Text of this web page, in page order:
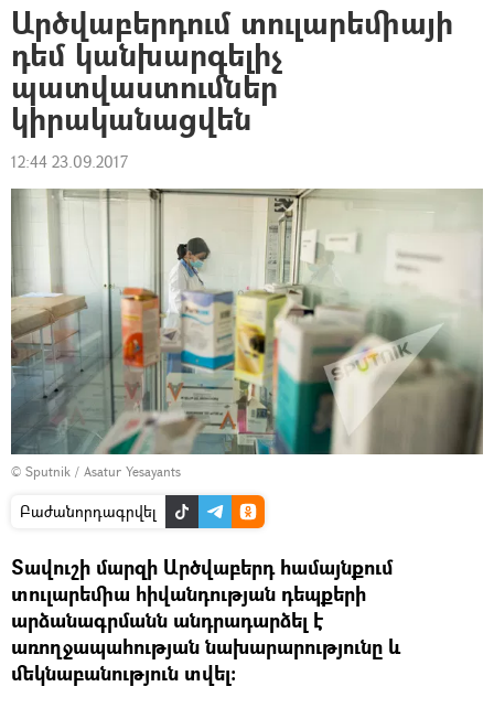
Արծվաբերդում տուլարեմիայի
դեմ կանխարգելիչ
պատվաստումներ
կիրականացվեն
12:44 23.09.2017
© Sputnik / Asatur Yesayants
Բաժանորդագրվել
Տավուշի մարզի Արծվաբերդ համայնքում
տուլարեմիա հիվանդության դեպքերի
արձանագրմանն անդրադարձել է
առողջապահության նախարարությունը և
մեկնաբանություն տվել: